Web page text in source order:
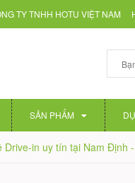
TY TNHH HOTU VIỆT NAM
SẢN PHẨM
Drive-in uy tín tại Nam Định